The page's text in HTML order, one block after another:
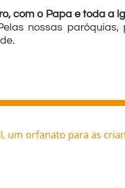
com o Papa e toda a
nossas